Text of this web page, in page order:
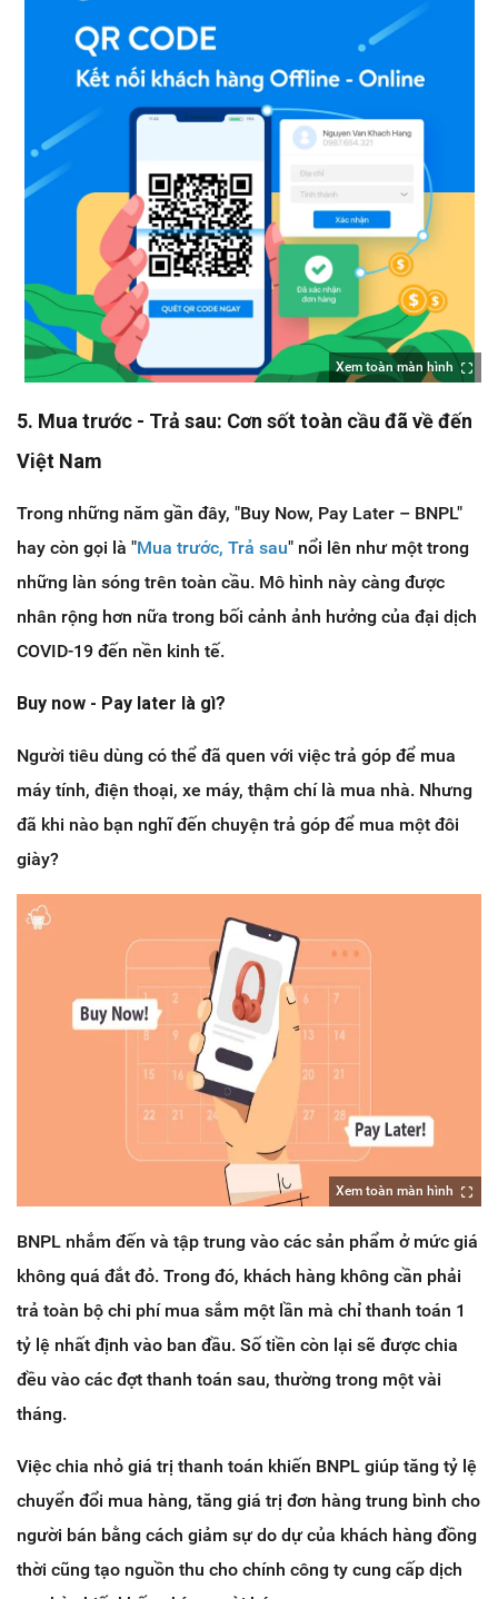
Xem toàn màn hình
5. Mua trước - Trả sau: Cơn sốt toàn cầu đã về đến
Việt Nam
Trong những năm gần đây, "Buy Now, Pay Later – BNPL"
hay còn gọi là "Mua trước, Trả sau" nổi lên như một trong
những làn sóng trên toàn cầu. Mô hình này càng được
nhân rộng hơn nữa trong bối cảnh ảnh hưởng của đại dịch
COVID-19 đến nền kinh tế.
Buy now - Pay later là gì?
Người tiêu dùng có thể đã quen với việc trả góp để mua
máy tính, điện thoại, xe máy, thậm chí là mua nhà. Nhưng
đã khi nào bạn nghĩ đến chuyện trả góp để mua một đôi
giày?
Xem toàn màn hình
BNPL nhắm đến và tập trung vào các sản phẩm ở mức giá
không quá đắt đỏ. Trong đó, khách hàng không cần phải
trả toàn bộ chi phí mua sắm một lần mà chỉ thanh toán 1
tỷ lệ nhất định vào ban đầu. Số tiền còn lại sẽ được chia
đều vào các đợt thanh toán sau, thường trong một vài
tháng.
Việc chia nhỏ giá trị thanh toán khiến BNPL giúp tăng tỷ lệ
chuyển đổi mua hàng, tăng giá trị đơn hàng trung bình cho
người bán bằng cách giảm sự do dự của khách hàng đồng
thời cũng tạo nguồn thu cho chính công ty cung cấp dịch